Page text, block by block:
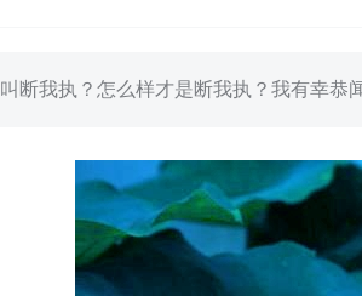
断我执？怎么样才是断我执？我有幸恭